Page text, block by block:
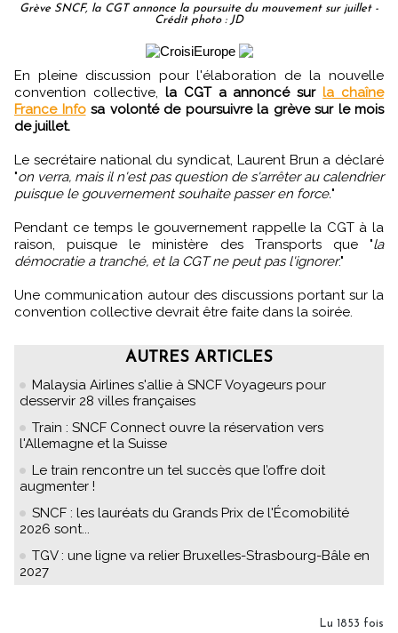
Grève SNCF, la CGT annonce la poursuite du mouvement sur juillet -
Crédit photo : JD
En pleine discussion pour l'élaboration de la nouvelle
convention collective, la CGT a annoncé sur la chaîne
France Info sa volonté de poursuivre la grève sur le mois
de juillet.
Le secrétaire national du syndicat, Laurent Brun a déclaré
"on verra, mais il n'est pas question de s'arrêter au calendrier
puisque le gouvernement souhaite passer en force."
Pendant ce temps le gouvernement rappelle la CGT à la
raison, puisque le ministère des Transports que "la
démocratie a tranché, et la CGT ne peut pas l'ignorer."
Une communication autour des discussions portant sur la
convention collective devrait être faite dans la soirée.
AUTRES ARTICLES
Malaysia Airlines s'allie à SNCF Voyageurs pour
desservir 28 villes françaises
Train : SNCF Connect ouvre la réservation vers
l'Allemagne et la Suisse
Le train rencontre un tel succès que l’offre doit
augmenter !
SNCF : les lauréats du Grands Prix de l'Écomobilité
2026 sont...
TGV : une ligne va relier Bruxelles-Strasbourg-Bâle en
2027
Lu 1853 fois